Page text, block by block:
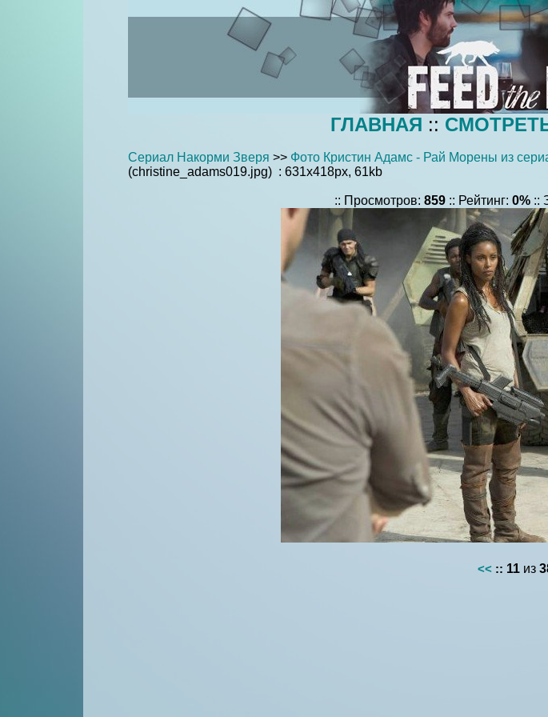
ГЛАВНАЯ ::
Сериал Накорми Зверя >> Фото Кристин Адамс - Рай Морены из
(christine_adams019.jpg) : 631x418px, 61kb
:: Просмотров:859 :: Рейтинг:0% ::
<<:: 11из